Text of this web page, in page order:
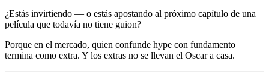
¿Estás invirtiendo — o estás apostando al próximo capítulo de una
película que todavía no tiene guion?
Porque en el mercado, quien confunde hype con fundamento
termina como extra. Y los extras no se llevan el Oscar a casa.